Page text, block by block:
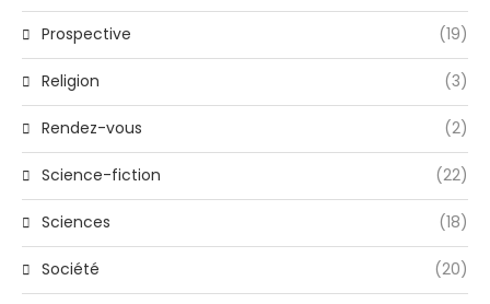
Prospective (19)
Religion (3)
Rendez-vous (2)
Science-fiction (22)
Sciences (18)
Société (20)